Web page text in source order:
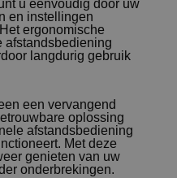
u eenvoudig door uw
en instellingen
ergonomische
afstandsbediening
langdurig gebruik
een vervangend
oplossing
afstandsbediening
Met deze
genieten van uw
onderbrekingen.